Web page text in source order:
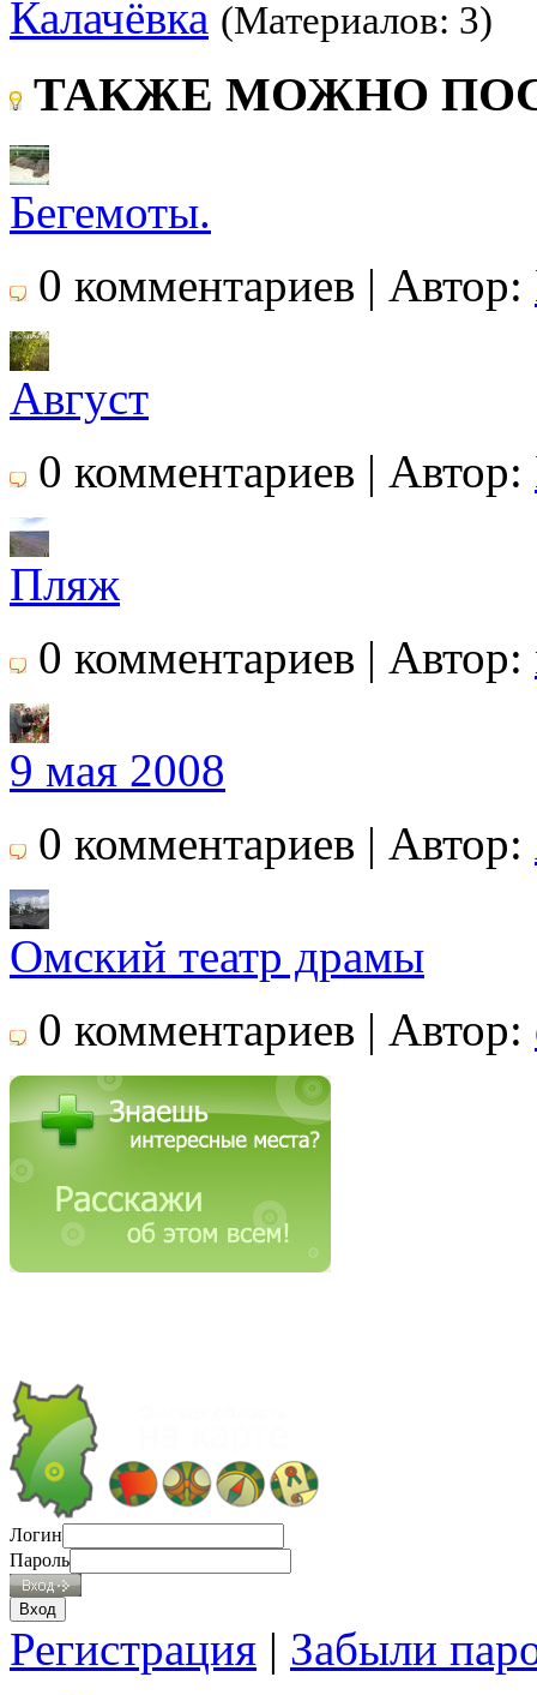
Калачёвка (Материалов: 3)
ТАКЖЕ МОЖНО
Бегемоты.
0 комментариев | Автор:
Август
0 комментариев | Автор:
Пляж
0 комментариев | Автор:
9 мая 2008
0 комментариев | Автор:
Омский театр драмы
0 комментариев | Автор:
Логин
Пароль
Регистрация | Забыли